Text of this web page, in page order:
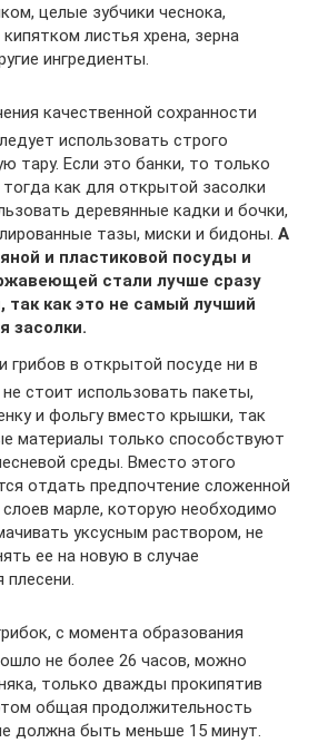
целые зубчики чеснока,
листья хрена, зерна
ингредиенты.
качественной сохранности
использовать строго
тару. Если это банки, то только
как для открытой засолки
деревянные кадки и бочки,
тазы, миски и бидоны. А
и пластиковой посуды и
стали лучше сразу
так как это не самый лучший
засолки.
грибов в открытой посуде ни в
стоит использовать пакеты,
и фольгу вместо крышки, так
материалы только способствуют
среды. Вместо этого
отдать предпочтение сложенной
слоев марле, которую необходимо
уксусным раствором, не
ее на новую в случае
плесени.
с момента образования
не более 26 часов, можно
только дважды прокипятив
общая продолжительность
должна быть меньше 15 минут.